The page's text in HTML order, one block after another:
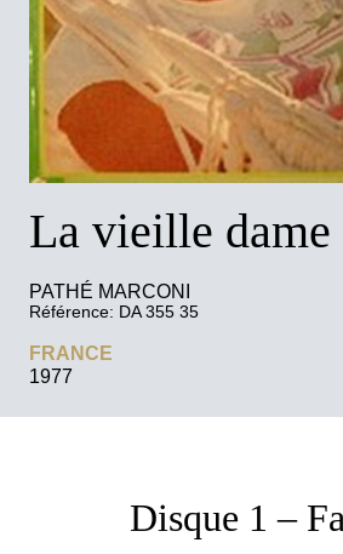
LE COMPOSITEUR
LE SHOWMAN
L'HOMME DE TÉLÉ
VERSION ANGLAISE
YOUTUBE
CONTACT PROFESSIONNEL
La vieille dame
PATHÉ MARCONI
Référence: DA 355 35
FRANCE
1977
Disque 1 –